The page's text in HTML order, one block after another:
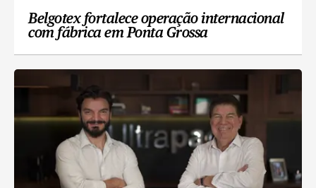
Belgotex fortalece operação internacional
com fábrica em Ponta Grossa